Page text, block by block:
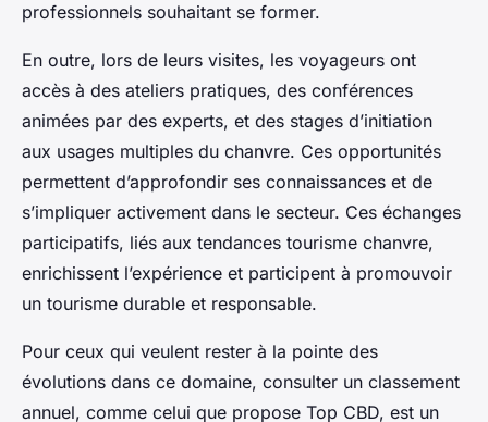
professionnels souhaitant se former.
En outre, lors de leurs visites, les voyageurs ont
accès à des ateliers pratiques, des conférences
animées par des experts, et des stages d’initiation
aux usages multiples du chanvre. Ces opportunités
permettent d’approfondir ses connaissances et de
s’impliquer activement dans le secteur. Ces échanges
participatifs, liés aux tendances tourisme chanvre,
enrichissent l’expérience et participent à promouvoir
un tourisme durable et responsable.
Pour ceux qui veulent rester à la pointe des
évolutions dans ce domaine, consulter un classement
annuel, comme celui que propose Top CBD, est un